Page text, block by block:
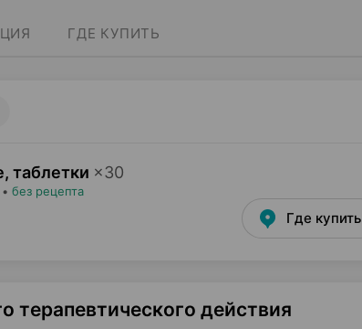
ГДЕ КУПИТЬ
таблетки ×30
• без рецепта
Где купить
терапевтического действия